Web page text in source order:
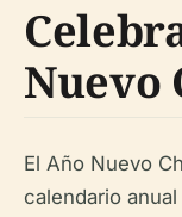
Nuevo
El Año Nuevo
calendario